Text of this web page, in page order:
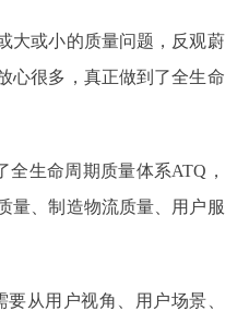
大或小的质量问题，反观蔚
心很多，真正做到了全生命
全生命周期质量体系ATQ，
量、制造物流质量、用户服
从用户视角、用户场景、